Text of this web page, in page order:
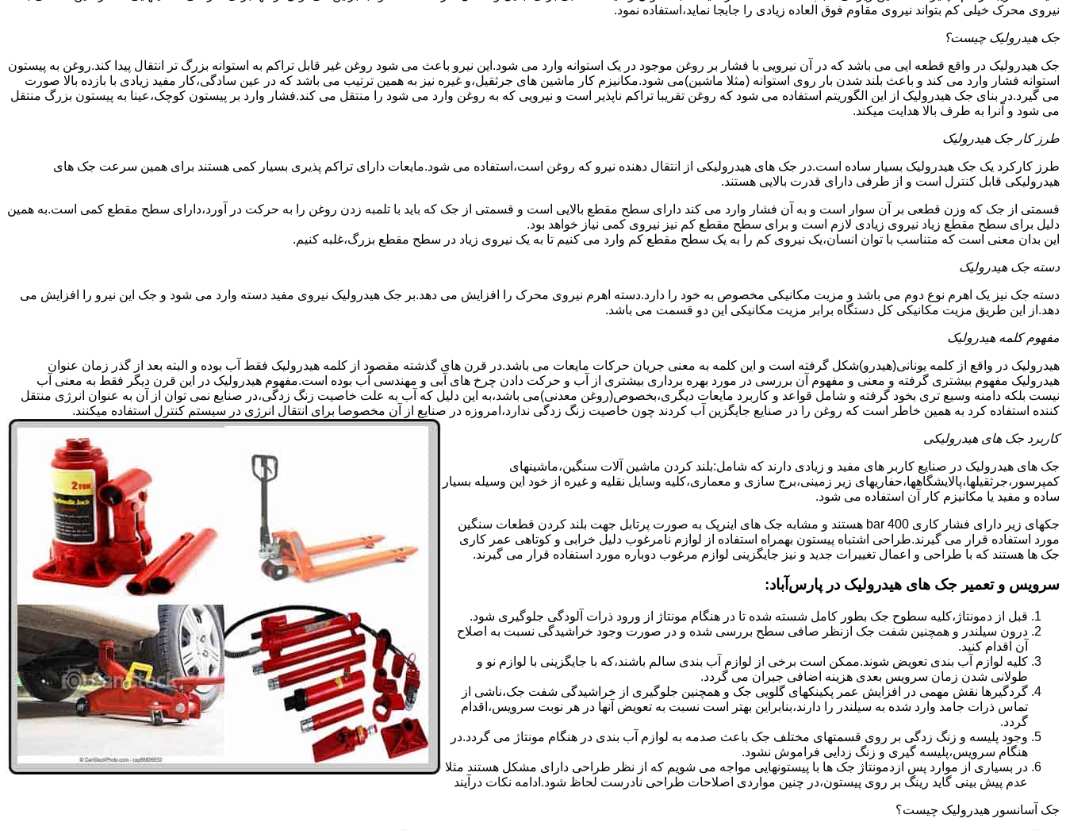
نیروی محرک خیلی کم بتواند نیروی مقاوم فوق العاده زیادی را جابجا نماید،استفاده نمود.
جک هیدرولیک چیست؟
جک هیدرولیک در واقع قطعه ایی می باشد که در آن نیرویی با فشار بر روغن موجود در یک استوانه وارد می شود.این نیرو باعث می شود روغن غیر قابل تراکم به استوانه بزرگ تر انتقال پیدا کند.روغن به پیستون
استوانه فشار وارد می کند و باعث بلند شدن بار روی استوانه (مثلا ماشین)می شود.مکانیزم کار ماشین های جرثقیل،و غیره نیز به همین ترتیب می باشد که در عین سادگی،کار مفید زیادی با بازده بالا صورت
می گیرد.در بنای جک هیدرولیک از این الگوریتم استفاده می شود که روغن تقریبا تراکم ناپذیر است و نیرویی که به روغن وارد می شود را منتقل می کند.فشار وارد بر پیستون کوچک،عینا به پیستون بزرگ منتقل
می شود و آنرا به طرف بالا هدایت میکند.
طرز کار جک هیدرولیک
طرز کارکرد یک جک هیدرولیک بسیار ساده است.در جک های هیدرولیکی از انتقال دهنده نیرو که روغن است،استفاده می شود.مایعات دارای تراکم پذیری بسیار کمی هستند برای همین سرعت جک های
هیدرولیکی قابل کنترل است و از طرفی دارای قدرت بالایی هستند.
قسمتی از جک که وزن قطعی بر آن سوار است و به آن فشار وارد می کند دارای سطح مقطع بالایی است و قسمتی از جک که باید با تلمبه زدن روغن را به حرکت در آورد،دارای سطح مقطع کمی است.به همین
دلیل برای سطح مقطع زیاد نیروی زیادی لازم است و برای سطح مقطع کم نیز نیروی کمی نیاز خواهد بود.
این بدان معنی است که متناسب با توان انسان،یک نیروی کم را به یک سطح مقطع کم وارد می کنیم تا به یک نیروی زیاد در سطح مقطع بزرگ،غلبه کنیم.
دسته جک هیدرولیک
دسته جک نیز یک اهرم نوع دوم می باشد و مزیت مکانیکی مخصوص به خود را دارد.دسته اهرم نیروی محرک را افزایش می دهد.بر جک هیدرولیک نیروی مفید دسته وارد می شود و جک این نیرو را افزایش می
دهد.از این طریق مزیت مکانیکی کل دستگاه برابر مزیت مکانیکی این دو قسمت می باشد.
مفهوم کلمه هیدرولیک
هیدرولیک در واقع از کلمه یونانی(هیدرو)شکل گرفته است و این کلمه به معنی جریان حرکات مایعات می باشد.در قرن های گذشته مقصود از کلمه هیدرولیک فقط آب بوده و البته بعد از گذر زمان عنوان
هیدرولیک مفهوم بیشتری گرفته و معنی و مفهوم آن بررسی در مورد بهره برداری بیشتری از آب و حرکت دادن چرخ های آبی و مهندسی آب بوده است.مفهوم هیدرولیک در این قرن دیگر فقط به معنی آب
نیست بلکه دامنه وسیع تری بخود گرفته و شامل قواعد و کاربرد مایعات دیگری،بخصوص(روغن معدنی)می باشد،به این دلیل که آب به علت خاصیت زنگ زدگی،در صنایع نمی توان از آن به عنوان انرژی منتقل
کننده استفاده کرد به همین خاطر است که روغن را در صنایع جایگزین آب کردند چون خاصیت زنگ زدگی ندارد،امروزه در صنایع از آن مخصوصا برای انتقال انرژی در سیستم کنترل استفاده میکنند.
کاربرد جک های هیدرولیکی
جک های هیدرولیک در صنایع کاربر های مفید و زیادی دارند که شامل:بلند کردن ماشین آلات سنگین،ماشینهای
کمپرسور،جرثقیلها،پالایشگاهها،حفاریهای زیر زمینی،برج سازی و معماری،کلیه وسایل نقلیه و غیره از خود این وسیله بسیار
ساده و مفید یا مکانیزم کار آن استفاده می شود.
جکهای زیر دارای فشار کاری 400 bar هستند و مشابه جک های اینرپک به صورت پرتابل جهت بلند کردن قطعات سنگین
مورد استفاده قرار می گیرند.طراحی اشتباه پیستون بهمراه استفاده از لوازم نامرغوب دلیل خرابی و کوتاهی عمر کاری
جک ها هستند که با طراحی و اعمال تغییرات جدید و نیز جایگزینی لوازم مرغوب دوباره مورد استفاده قرار می گیرند.
سرویس و تعمیر جک های هیدرولیک در پارس‌آباد:
قبل از دمونتاژ،کلیه سطوح جک بطور کامل شسته شده تا در هنگام مونتاژ از ورود ذرات آلودگی جلوگیری شود.
درون سیلندر و همچنین شفت جک ازنظر صافی سطح بررسی شده و در صورت وجود خراشیدگی نسبت به اصلاح
آن اقدام کنید.
کلیه لوازم آب بندی تعویض شوند.ممکن است برخی از لوازم آب بندی سالم باشند،که با جایگزینی با لوازم نو و
طولانی شدن زمان سرویس بعدی هزینه اضافی جبران می گردد.
گردگیرها نقش مهمی در افزایش عمر پکینکهای گلویی جک و همچنین جلوگیری از خراشیدگی شفت جک،ناشی از
تماس ذرات جامد وارد شده به سیلندر را دارند،بنابراین بهتر است نسبت به تعویض آنها در هر نوبت سرویس،اقدام
گردد.
وجود پلیسه و زنگ زدگی بر روی قسمتهای مختلف جک باعث صدمه به لوازم آب بندی در هنگام مونتاژ می گردد.در
هنگام سرویس،پلیسه گیری و زنگ زدایی فراموش نشود.
در بسیاری از موارد پس ازدمونتاژ جک ها با پیستونهایی مواجه می شویم که از نظر طراحی دارای مشکل هستند مثلا
عدم پیش بینی گاید رینگ بر روی پیستون،در چنین مواردی اصلاحات طراحی نادرست لحاظ شود.ادامه نکات درآیند
جک آسانسور هیدرولیک چیست؟